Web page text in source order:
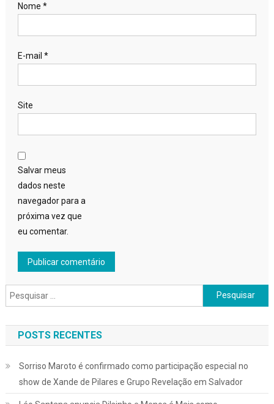
Nome *
E-mail *
Site
Salvar meus
dados neste
navegador para a
próxima vez que
eu comentar.
Pesquisar
por:
POSTS RECENTES
Sorriso Maroto é confirmado como participação especial no
show de Xande de Pilares e Grupo Revelação em Salvador